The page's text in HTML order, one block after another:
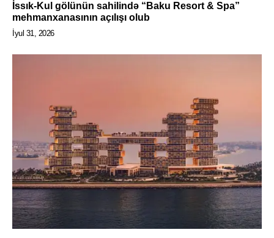
İssık-Kul gölünün sahilində “Baku Resort & Spa”
mehmanxanasının açılışı olub
İyul 31, 2026